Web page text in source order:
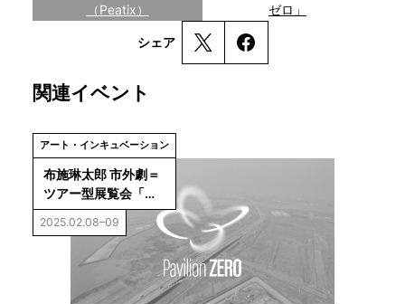
（Peatix）
ゼロ」
シェア
関連イベント
アート・インキュベーション
布施琳太郎 市外劇＝
ツアー型展覧会「パ
ビリオン・ゼロ：空
の水族園」
2025.02.08–09